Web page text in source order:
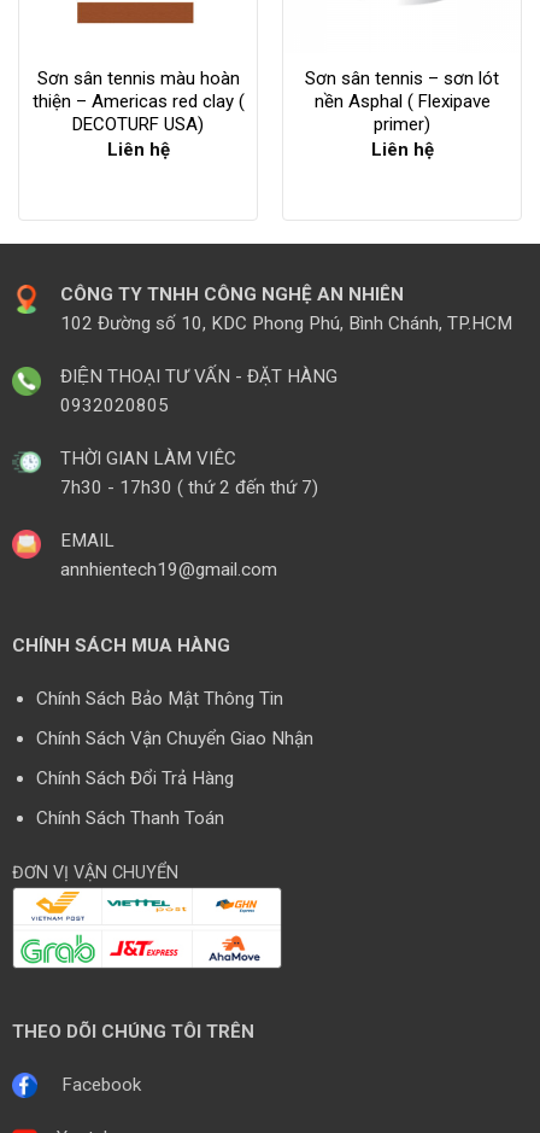
Sơn sân tennis màu hoàn
thiện – Americas red clay (
DECOTURF USA)
Liên hệ
Sơn sân tennis – sơn lót
nền Asphal ( Flexipave
primer)
Liên hệ
CÔNG TY TNHH CÔNG NGHỆ AN NHIÊN
102 Đường số 10, KDC Phong Phú, Bình Chánh, TP.HCM
ĐIỆN THOẠI TƯ VẤN - ĐẶT HÀNG
0932020805
THỜI GIAN LÀM VIÊC
7h30 - 17h30 ( thứ 2 đến thứ 7)
EMAIL
annhientech19@gmail.com
CHÍNH SÁCH MUA HÀNG
Chính Sách Bảo Mật Thông Tin
Chính Sách Vận Chuyển Giao Nhận
Chính Sách Đổi Trả Hàng
Chính Sách Thanh Toán
ĐƠN VỊ VẬN CHUYỂN
THEO DÕI CHÚNG TÔI TRÊN
Facebook